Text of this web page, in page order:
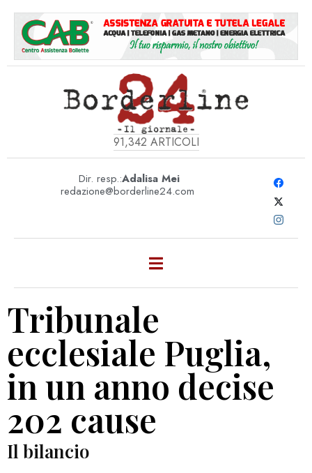
91,342 ARTICOLI
Dir. resp.:Adalisa Mei
redazione@borderline24.com
Tribunale
ecclesiale Puglia,
in un anno decise
202 cause
Il bilancio